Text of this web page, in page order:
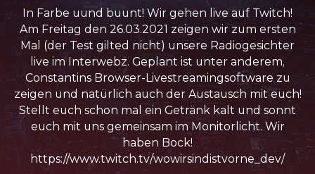
In Farbe uund buunt! Wir gehen live auf Twitch!
Am Freitag den 26.03.2021 zeigen wir zum ersten
Mal (der Test gilted nicht) unsere Radiogesichter
live im Interwebz. Geplant ist unter anderem,
Constantins Browser-Livestreamingsoftware zu
zeigen und natürlich auch der Austausch mit euch!
Stellt euch schon mal ein Getränk kalt und sonnt
euch mit uns gemeinsam im Monitorlicht. Wir
haben Bock!
https://www.twitch.tv/wowirsindistvorne_dev/